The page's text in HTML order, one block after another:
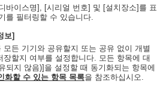
바이스명], [시리얼 번호] 및 [설치장소]를 표
를 필터링할 수 있습니다.
보]
모든 기기와 공유할지 또는 공유 없이 개별
장할지 여부를 설정합니다. 모든 항목에 대
되지 않음)]을 설정할 때 동기화되는 항목에
화할 수 있는 항목 목록을 참조하십시오.